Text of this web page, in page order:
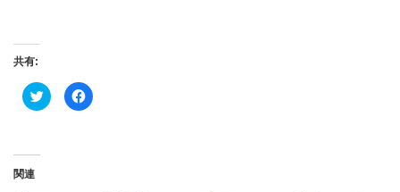
共有:
ク
リ
Facebook
で
関連